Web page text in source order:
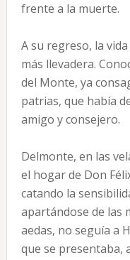
frente a la muerte.
A su regreso, la
más llevadera.
del Monte, ya
patrias, que había
amigo y consejero.
Delmonte, en las
el hogar de Don
catando la
apartándose de las
aedas, no seguía a
que se presentaba,